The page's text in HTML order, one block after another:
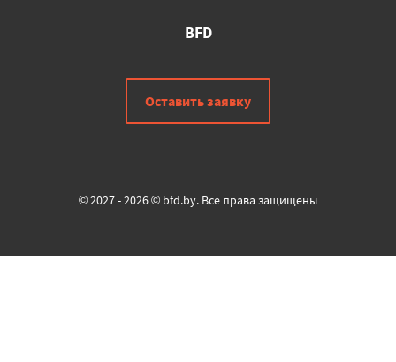
BFD
Оставить заявку
© 2027 - 2026 © bfd.by. Все права защищены